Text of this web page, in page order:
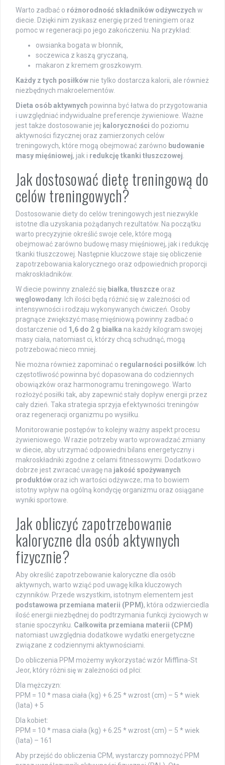
Warto zadbać o różnorodność składników odżywczych w
diecie. Dzięki nim zyskasz energię przed treningiem oraz
pomoc w regeneracji po jego zakończeniu. Na przykład:
owsianka bogata w błonnik,
soczewica z kaszą gryczaną,
makaron z kremem groszkowym.
Każdy z tych posiłków nie tylko dostarcza kalorii, ale również
niezbędnych makroelementów.
Dieta osób aktywnych powinna być łatwa do przygotowania
i uwzględniać indywidualne preferencje żywieniowe. Ważne
jest także dostosowanie jej kaloryczności do poziomu
aktywności fizycznej oraz zamierzonych celów
treningowych, które mogą obejmować zarówno budowanie
masy mięśniowej, jak i redukcję tkanki tłuszczowej.
Jak dostosować dietę treningową do
celów treningowych?
Dostosowanie diety do celów treningowych jest niezwykle
istotne dla uzyskania pożądanych rezultatów. Na początku
warto precyzyjnie określić swoje cele, które mogą
obejmować zarówno budowę masy mięśniowej, jak i redukcję
tkanki tłuszczowej. Następnie kluczowe staje się obliczenie
zapotrzebowania kalorycznego oraz odpowiednich proporcji
makroskładników.
W diecie powinny znaleźć się białka, tłuszcze oraz
węglowodany. Ich ilości będą różnić się w zależności od
intensywności i rodzaju wykonywanych ćwiczeń. Osoby
pragnące zwiększyć masę mięśniową powinny zadbać o
dostarczenie od 1,6 do 2 g białka na każdy kilogram swojej
masy ciała, natomiast ci, którzy chcą schudnąć, mogą
potrzebować nieco mniej.
Nie można również zapominać o regularności posiłków. Ich
częstotliwość powinna być dopasowana do codziennych
obowiązków oraz harmonogramu treningowego. Warto
rozłożyć posiłki tak, aby zapewnić stały dopływ energii przez
cały dzień. Taka strategia sprzyja efektywności treningów
oraz regeneracji organizmu po wysiłku.
Monitorowanie postępów to kolejny ważny aspekt procesu
żywieniowego. W razie potrzeby warto wprowadzać zmiany
w diecie, aby utrzymać odpowiedni bilans energetyczny i
makroskładniki zgodne z celami fitnessowymi. Dodatkowo
dobrze jest zwracać uwagę na jakość spożywanych
produktów oraz ich wartości odżywcze; ma to bowiem
istotny wpływ na ogólną kondycję organizmu oraz osiągane
wyniki sportowe.
Jak obliczyć zapotrzebowanie
kaloryczne dla osób aktywnych
fizycznie?
Aby określić zapotrzebowanie kaloryczne dla osób
aktywnych, warto wziąć pod uwagę kilka kluczowych
czynników. Przede wszystkim, istotnym elementem jest
podstawowa przemiana materii (PPM), która odzwierciedla
ilość energii niezbędnej do podtrzymania funkcji życiowych w
stanie spoczynku. Całkowita przemiana materii (CPM)
natomiast uwzględnia dodatkowe wydatki energetyczne
związane z codziennymi aktywnościami.
Do obliczenia PPM możemy wykorzystać wzór Mifflina-St
Jeor, który różni się w zależności od płci:
Dla mężczyzn:
PPM = 10 * masa ciała (kg) + 6.25 * wzrost (cm) – 5 * wiek
(lata) + 5
Dla kobiet:
PPM = 10 * masa ciała (kg) + 6.25 * wzrost (cm) – 5 * wiek
(lata) – 161
Aby przejść do obliczenia CPM, wystarczy pomnożyć PPM